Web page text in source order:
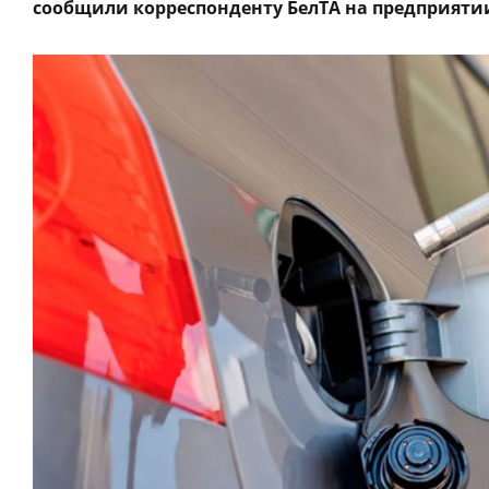
сообщили корреспонденту БелТА на